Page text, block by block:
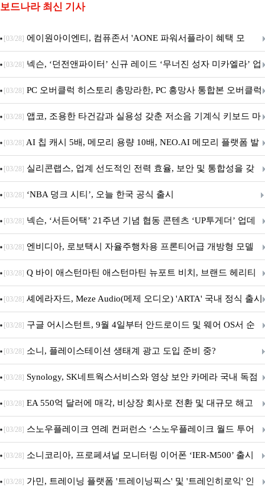
보드나라 최신 기사
[03/28] 에이원아이엔티, 컴퓨존서 'AONE 파워서플라이 혜택 모
음.ZIP' 이벤트 진행
[03/28] 넥슨, ‘던전앤파이터’ 신규 레이드 ‘무너진 성자 미카엘라’ 업
데이트!
[03/28] PC 오버클럭 히스토리 총망라한, PC 흥망사 통합본 오버클럭
특집(1-4편)
[03/28] 앱코, 조용한 타건감과 실용성 갖춘 저소음 기계식 키보드 마
우스 세트 'KM580' 출시
[03/28] AI 칩 캐시 5배, 메모리 용량 10배, NEO.AI 메모리 플랫폼 발
표
[03/28] 실리콘랩스, 업계 선도적인 전력 효율, 보안 및 통합성을 갖
춘 초저전력 블루투스 LE SoC ‘BG2B’ 공개
[03/28] ‘NBA 덩크 시티’, 오늘 한국 공식 출시
[03/28] 넥슨, ‘서든어택’ 21주년 기념 협동 콘텐츠 ‘UP투게더’ 업데
이트
[03/28] 엔비디아, 로보택시 자율주행차용 프론티어급 개방형 모델
‘알파마요 2 슈퍼’ 상업적 이용 가능
[03/28] Q 바이 애스턴마틴 애스턴마틴 뉴포트 비치, 브랜드 헤리티
지 담은 ‘헤리티지 에디션 컬렉션’ 공개
[03/28] 셰에라자드, Meze Audio(메제 오디오) 'ARTA' 국내 정식 출시
[03/28] 구글 어시스턴트, 9월 4일부터 안드로이드 및 웨어 OS서 순
차 서비스 종료
[03/28] 소니, 플레이스테이션 생태계 광고 도입 준비 중?
[03/28] Synology, SK네트웍스서비스와 영상 보안 카메라 국내 독점
판매 파트너십 체결
[03/28] EA 550억 달러에 매각, 비상장 회사로 전환 및 대규모 해고
전망
[03/28] 스노우플레이크 연례 컨퍼런스 ‘스노우플레이크 월드 투어
서울’ 개최
[03/28] 소니코리아, 프로페셔널 모니터링 이어폰 ‘IER-M500’ 출시
[03/28] 가민, 트레이닝 플랫폼 '트레이닝픽스' 및 '트레인히로익' 인